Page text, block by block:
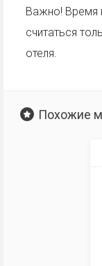
Важно! Время
считаться
отеля.
Похожие